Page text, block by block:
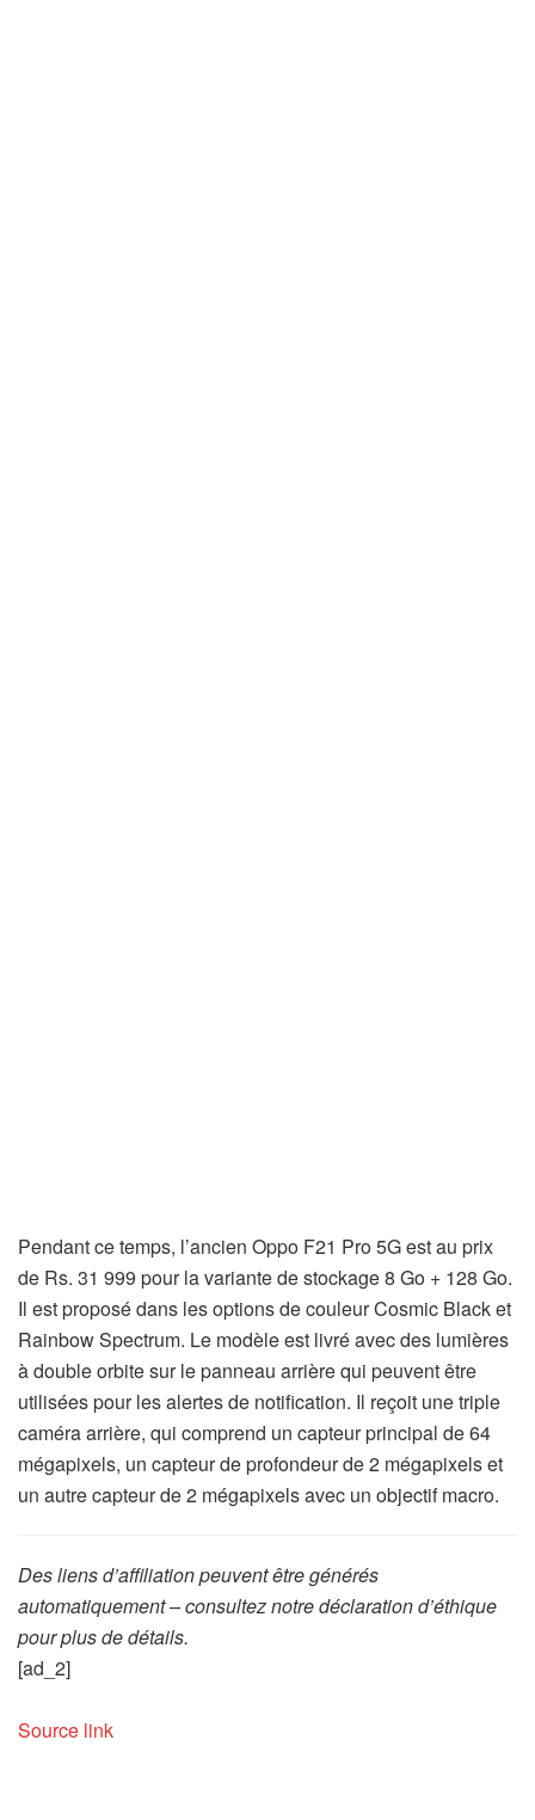
Pendant ce temps, l’ancien Oppo F21 Pro 5G est au prix
de Rs. 31 999 pour la variante de stockage 8 Go + 128 Go.
Il est proposé dans les options de couleur Cosmic Black et
Rainbow Spectrum. Le modèle est livré avec des lumières
à double orbite sur le panneau arrière qui peuvent être
utilisées pour les alertes de notification. Il reçoit une triple
caméra arrière, qui comprend un capteur principal de 64
mégapixels, un capteur de profondeur de 2 mégapixels et
un autre capteur de 2 mégapixels avec un objectif macro.
Des liens d’affiliation peuvent être générés
automatiquement – consultez notre déclaration d’éthique
pour plus de détails.
[ad_2]
Source link